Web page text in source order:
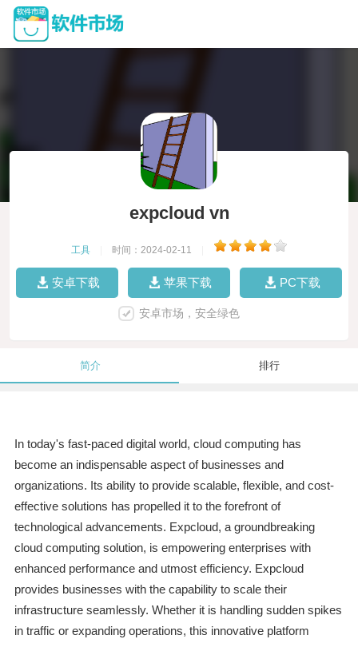
expcloud vn
工具 时间：2024-02-11
安卓下载 苹果下载 PC下载
安卓市场，安全绿色
简介 排行
In today's fast-paced digital world, cloud computing has
become an indispensable aspect of businesses and
organizations. Its ability to provide scalable, flexible, and cost-
effective solutions has propelled it to the forefront of
technological advancements. Expcloud, a groundbreaking
cloud computing solution, is empowering enterprises with
enhanced performance and utmost efficiency. Expcloud
provides businesses with the capability to scale their
infrastructure seamlessly. Whether it is handling sudden spikes
in traffic or expanding operations, this innovative platform